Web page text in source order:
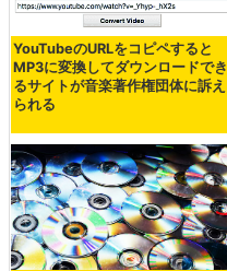
YouTubeのURLをコピペすると
MP3に変換してダウンロードでき
るサイトが音楽著作権団体に訴え
られる